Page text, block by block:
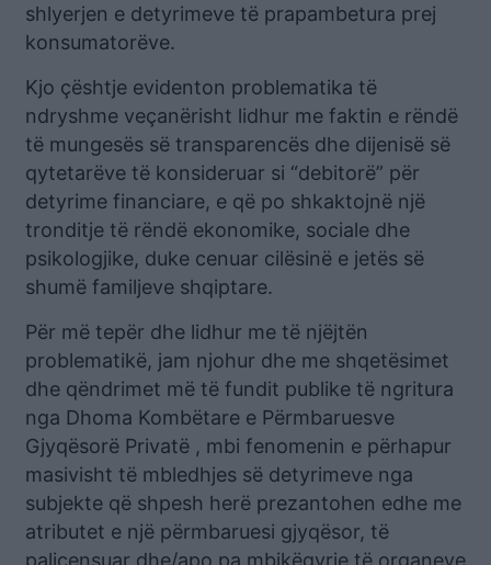
shlyerjen e detyrimeve të prapambetura prej
konsumatorëve.
Kjo çështje evidenton problematika të
ndryshme veçanërisht lidhur me faktin e rëndë
të mungesës së transparencës dhe dijenisë së
qytetarëve të konsideruar si “debitorë” për
detyrime financiare, e që po shkaktojnë një
tronditje të rëndë ekonomike, sociale dhe
psikologjike, duke cenuar cilësinë e jetës së
shumë familjeve shqiptare.
Për më tepër dhe lidhur me të njëjtën
problematikë, jam njohur dhe me shqetësimet
dhe qëndrimet më të fundit publike të ngritura
nga Dhoma Kombëtare e Përmbaruesve
Gjyqësorë Privatë , mbi fenomenin e përhapur
masivisht të mbledhjes së detyrimeve nga
subjekte që shpesh herë prezantohen edhe me
atributet e një përmbaruesi gjyqësor, të
palicensuar dhe/apo pa mbikëqyrje të organeve